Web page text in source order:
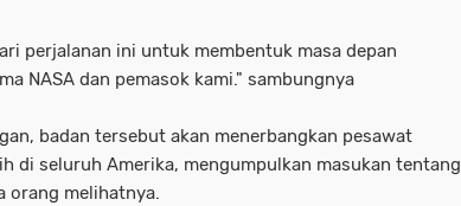
perjalanan ini untuk membentuk masa depan
NASA dan pemasok kami." sambungnya
badan tersebut akan menerbangkan pesawat
di seluruh Amerika, mengumpulkan masukan tentang
orang melihatnya.